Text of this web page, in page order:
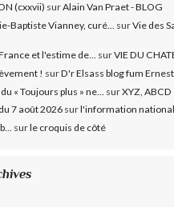
(cxxvii) surAlain Van Praet - BLOG
Baptiste Vianney, curé...
surVie des
et l'estime de... surVIE DU
! surD'r Elsass blog fum
« Toujours plus » ne...
surXYZ, ABCD
7 août 2026 surl'information
surle croquis de côté